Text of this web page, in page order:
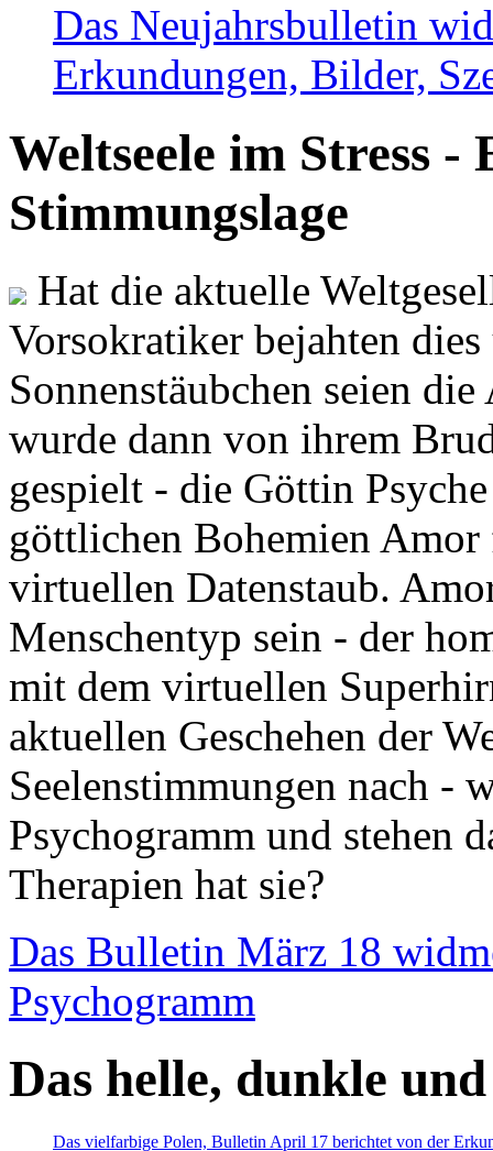
Das Neujahrsbulletin
Erkundungen, Bilder,
Weltseele im Stress -
Stimmungslage
Hat die aktuelle
Vorsokratiker bejahten
Sonnenstäubchen seien
wurde dann von ihrem
gespielt - die Göttin
göttlichen Bohemien
virtuellen Datenstaub.
Menschentyp sein - der
mit dem virtuellen
aktuellen Geschehen der
Seelenstimmungen nach -
Psychogramm und stehen
Therapien hat sie?
Das Bulletin März 18
Psychogramm
Das helle, dunkle
Das vielfarbige Polen, Bulletin April 17 berichtet von der